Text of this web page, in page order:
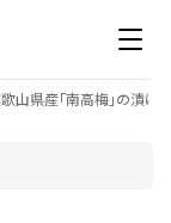
山県産「南高梅」の漬け